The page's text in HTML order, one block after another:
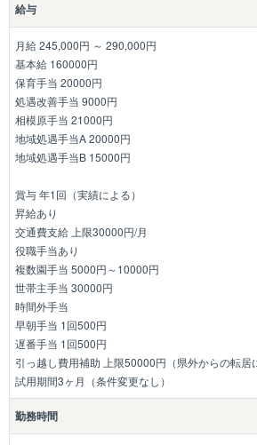
給与
月給 245,000円 ～ 290,000円
基本給 160000円
保育手当 20000円
処遇改善手当 9000円
相模原手当 21000円
地域処遇手当A 20000円
地域処遇手当B 15000円
賞与 年1回（実績による）
昇給あり
交通費支給 上限30000円/月
役職手当あり
複数園手当 5000円～10000円
世帯主手当 30000円
時間外手当
早朝手当 1回500円
遅番手当 1回500円
引っ越し費用補助 上限50000円（県外からの転居
試用期間3ヶ月（条件変更なし）
勤務時間